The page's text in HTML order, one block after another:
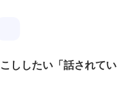
ししたい「話されてい